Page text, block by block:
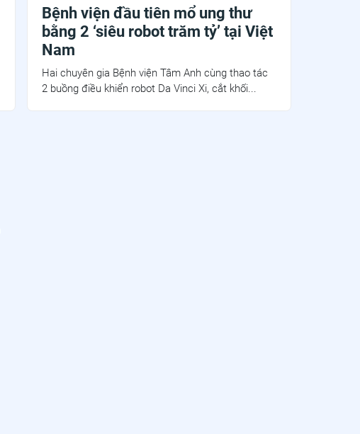
Bệnh viện đầu tiên mổ ung thư
bằng 2 ‘siêu robot trăm tỷ’ tại Việt
Nam
Hai chuyên gia Bệnh viện Tâm Anh cùng thao tác
2 buồng điều khiển robot Da Vinci Xi, cắt khối...